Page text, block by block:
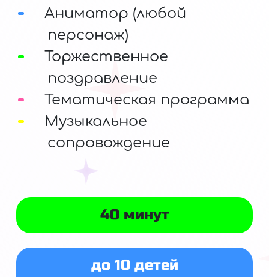
Аниматор (любой
персонаж)
Торжественное
поздравление
Тематическая программа
Музыкальное
сопровождение
40 минут
до 10 детей